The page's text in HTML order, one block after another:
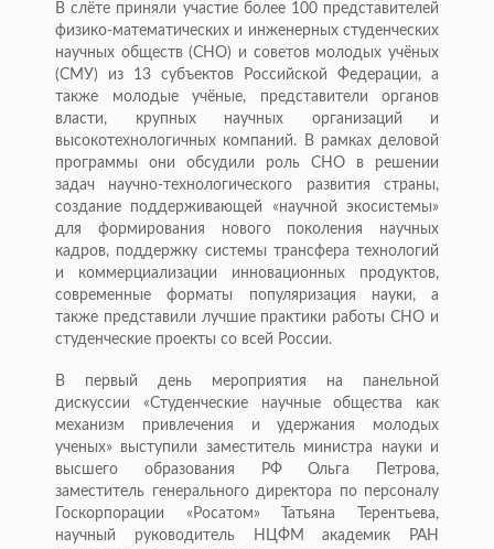
В слёте приняли участие более 100 представителей
физико-математических и инженерных студенческих
научных обществ (СНО) и советов молодых учёных
(СМУ) из 13 субъектов Российской Федерации, а
также молодые учёные, представители органов
власти, крупных научных организаций и
высокотехнологичных компаний. В рамках деловой
программы они обсудили роль СНО в решении
задач научно-технологического развития страны,
создание поддерживающей «научной экосистемы»
для формирования нового поколения научных
кадров, поддержку системы трансфера технологий
и коммерциализации инновационных продуктов,
современные форматы популяризация науки, а
также представили лучшие практики работы СНО и
студенческие проекты со всей России.
В первый день мероприятия на панельной
дискуссии «Студенческие научные общества как
механизм привлечения и удержания молодых
ученых» выступили заместитель министра науки и
высшего образования РФ Ольга Петрова,
заместитель генерального директора по персоналу
Госкорпорации «Росатом» Татьяна Терентьева,
научный руководитель НЦФМ академик РАН